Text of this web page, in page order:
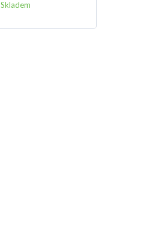
Skladem